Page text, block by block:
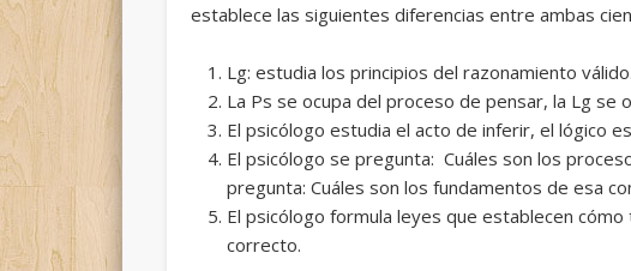
establece las siguientes diferencias entre ambas
Lg: estudia los principios del
La Ps se ocupa del proceso de pensar, la Lg se
El psicólogo estudia el acto de inferir, el lógico
El psicólogo se pregunta: Cuáles son los
pregunta: Cuáles son los fundamentos de esa
El psicólogo formula leyes que establecen
correcto.